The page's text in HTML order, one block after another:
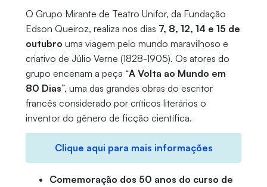
O Grupo Mirante de Teatro Unifor, da Fundação
Edson Queiroz, realiza nos dias 7, 8, 12, 14 e 15 de
outubro uma viagem pelo mundo maravilhoso e
criativo de Júlio Verne (1828-1905). Os atores do
grupo encenam a peça “A Volta ao Mundo em
80 Dias”, uma das grandes obras do escritor
francês considerado por críticos literários o
inventor do gênero de ficção científica.
Clique aqui para mais informações
Comemoração dos 50 anos do curso de